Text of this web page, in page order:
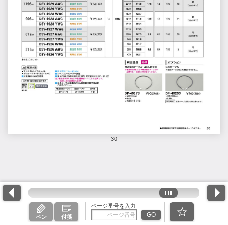
30
ペン 付箋
ページ番号を入力
GO